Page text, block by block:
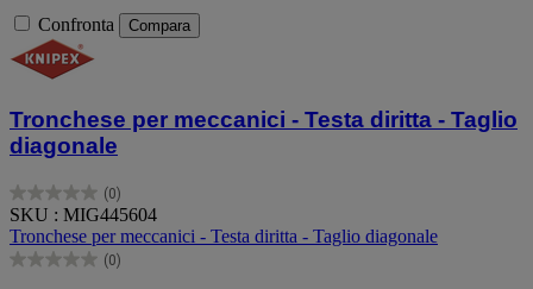
Confronta Compara
Tronchese per meccanici - Testa diritta - Taglio
diagonale
(0)
0.0
su
5
stelle.
SKU : MIG445604
Tronchese per meccanici - Testa diritta - Taglio diagonale
(0)
0.0